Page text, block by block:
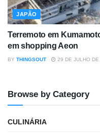
JAPÃO
Terremoto em
em shopping Aeon
BY THINGSOUT 29 DE JULHO
Browse by Category
CULINÁRIA